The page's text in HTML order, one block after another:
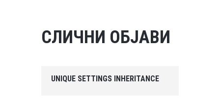
СЛИЧНИ ОБЈАВИ
UNIQUE SETTINGS INHERITANCE